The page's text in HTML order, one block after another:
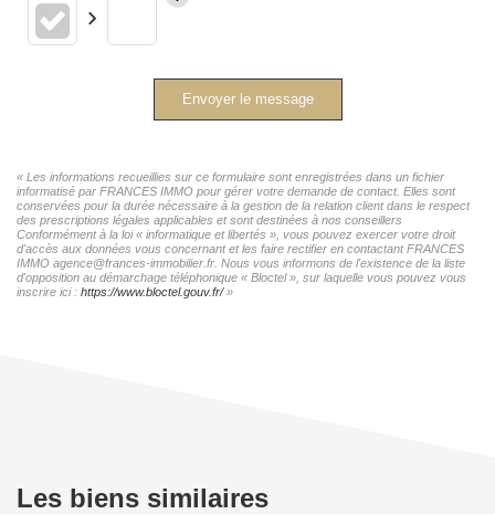
Envoyer le message
« Les informations recueillies sur ce formulaire sont enregistrées dans un fichier
informatisé par FRANCES IMMO pour gérer votre demande de contact. Elles sont
conservées pour la durée nécessaire à la gestion de la relation client dans le respect
des prescriptions légales applicables et sont destinées à nos conseillers
Conformément à la loi « informatique et libertés », vous pouvez exercer votre droit
d'accès aux données vous concernant et les faire rectifier en contactant FRANCES
IMMO agence@frances-immobilier.fr. Nous vous informons de l'existence de la liste
d'opposition au démarchage téléphonique « Bloctel », sur laquelle vous pouvez vous
inscrire ici : https://www.bloctel.gouv.fr/»
Les biens similaires